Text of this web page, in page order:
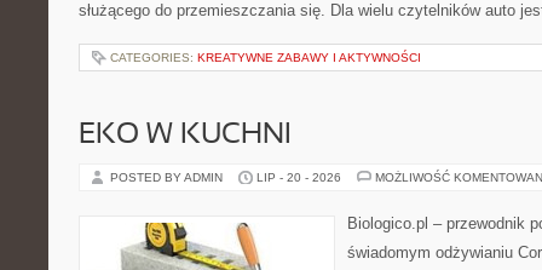
służącego do przemieszczania się. Dla wielu czytelników auto
CATEGORIES: KREATYWNE ZABAWY I AKTYWNOŚCI
EKO W KUCHNI
POSTED BY ADMIN LIP - 20 - 2026 MOŻLIWOŚĆ
Biologico.pl – przewodnik
świadomym odżywianiu